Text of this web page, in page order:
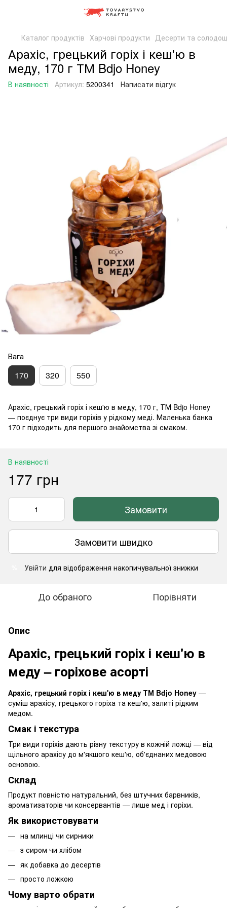
Каталог продуктів Харчові продукти Десерти та
Арахіс, грецький горіх і кеш'ю в
меду, 170 г ТМ Bdjo Honey
В наявності Артикул: 5200341 Написати відгук
Вага
170 320 550
Арахіс, грецький горіх і кеш'ю в меду, 170 г, ТМ Bdjo Honey
— поєднує три види горіхів у рідкому меді. Маленька банка
170 г підходить для першого знайомства зі смаком.
В наявності
177 грн
Замовити
Замовити швидко
Увійти для відображення накопичувальної знижки
До обраного Порівняти
Опис
Арахіс, грецький горіх і кеш'ю в
меду – горіхове асорті
Арахіс, грецький горіх і кеш'ю в меду ТМ Bdjo Honey —
суміш арахісу, грецького горіха та кеш'ю, залиті рідким
медом.
Смак і текстура
Три види горіхів дають різну текстуру в кожній ложці — від
щільного арахісу до м'якшого кеш'ю, об'єднаних медовою
основою.
Склад
Продукт повністю натуральний, без штучних барвників,
ароматизаторів чи консервантів — лише мед і горіхи.
Як використовувати
на млинці чи сирники
з сиром чи хлібом
як добавка до десертів
просто ложкою
Чому варто обрати